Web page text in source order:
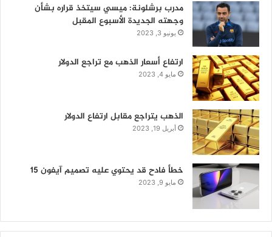
مدرب برشلونة: ميسي سيتخذ قراره بشأن
وجهته الجديدة الأسبوع المقبل
يونيو 3, 2023
ارتفاع أسعار الذهب مع تراجع الدولار
مايو 4, 2023
الذهب يتراجع مقابل ارتفاع الدولار
أبريل 19, 2023
خطأ فادح قد يحتوي عليه تصميم آيفون 15
مايو 9, 2023